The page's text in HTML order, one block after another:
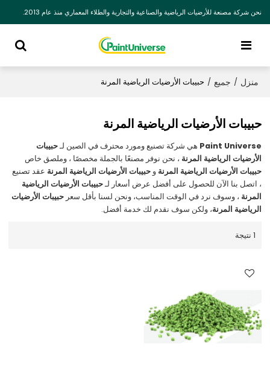
نحن شركة مصنعة للأرضيات الرياضية والصناعية والتجارية والطلاء المعماري منذ عام 2013.
منزل / جميع / حبيبات الأرضيات الرياضية المرنة
حبيبات الأرضيات الرياضية المرنة
Paint Universe هي شركة تصنيع ومورد محترف في الصين لـحبيبات
الأرضيات الرياضية المرنة ، نحن نوفر مصنعًا بالجملة مخصصًا ، وملصق خاص
حبيبات الأرضيات الرياضية المرنة وحبيبات الأرضيات الرياضية المرنة عقد تصنيع
، اتصل بنا الآن للحصول على أفضل عرض أسعار لـحبيبات الأرضيات الرياضية
المرنة ، وسوف نرد في الوقت المناسب، ونحن لسنا بأقل سعرحبيبات الأرضيات
الرياضية المرنة، ولكن سوف نقدم لك خدمة أفضل.
1 نتيجة